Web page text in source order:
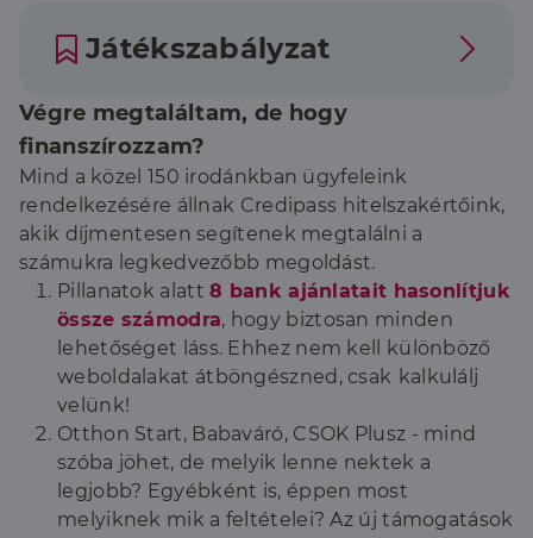
Játékszabályzat
Végre megtaláltam, de hogy
finanszírozzam?
Mind a közel 150 irodánkban ügyfeleink
rendelkezésére állnak Credipass hitelszakértőink,
akik díjmentesen segítenek megtalálni a
számukra legkedvezőbb megoldást.
Pillanatok alatt8 bank ajánlatait hasonlítjuk
össze számodra, hogy biztosan minden
lehetőséget láss. Ehhez nem kell különböző
weboldalakat átböngészned, csak kalkulálj
velünk!
Otthon Start, Babaváró, CSOK Plusz - mind
szóba jöhet, de melyik lenne nektek a
legjobb? Egyébként is, éppen most
melyiknek mik a feltételei? Az új támogatások